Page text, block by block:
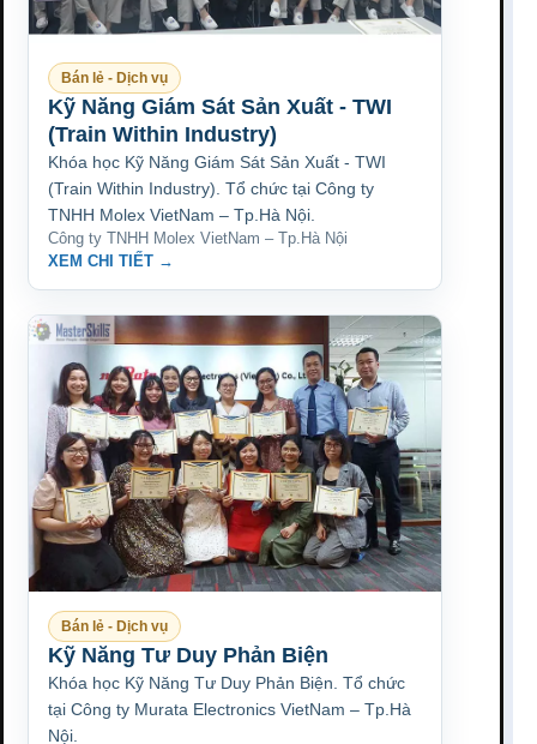
Bán lẻ - Dịch vụ
Kỹ Năng Giám Sát Sản Xuất - TWI
(Train Within Industry)
Khóa học Kỹ Năng Giám Sát Sản Xuất - TWI
(Train Within Industry). Tổ chức tại Công ty
TNHH Molex VietNam – Tp.Hà Nội.
Công ty TNHH Molex VietNam – Tp.Hà Nội
XEM CHI TIẾT →
Bán lẻ - Dịch vụ
Kỹ Năng Tư Duy Phản Biện
Khóa học Kỹ Năng Tư Duy Phản Biện. Tổ chức
tại Công ty Murata Electronics VietNam – Tp.Hà
Nội.